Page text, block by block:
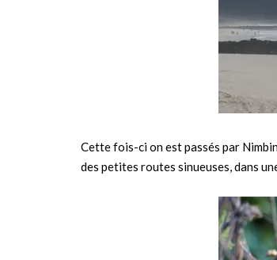
Cette fois-ci on est passés par
des petites routes sinueuses, dans